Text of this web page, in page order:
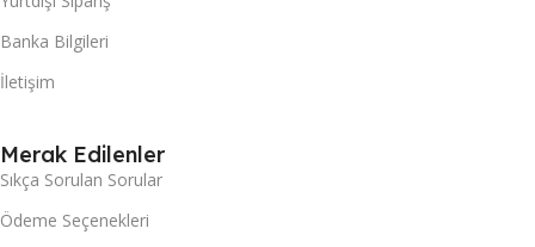
Banka Bilgileri
İletişim
Merak Edilenler
Sıkça Sorulan Sorular
Ödeme Seçenekleri